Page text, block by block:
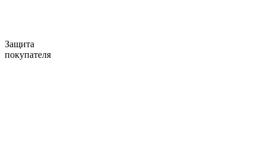
Защита
покупателя